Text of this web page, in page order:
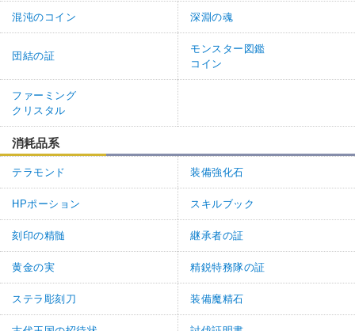
混沌のコイン 深淵の魂
団結の証
モンスター図鑑
コイン
ファーミング
クリスタル
消耗品系
テラモンド 装備強化石
HPポーション スキルブック
刻印の精髄 継承者の証
黄金の実 精鋭特務隊の証
ステラ彫刻刀 装備魔精石